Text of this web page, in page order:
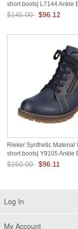
short boots| L7144 Ankle
Combination
$145.00 $96.12
Rieker Synthetic Material
short boots| Y9105 Ankle
$150.00 $96.11
Log In
My Account